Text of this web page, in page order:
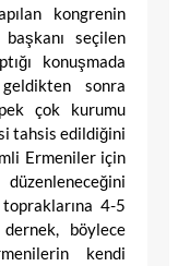
kongrenin
seçilen
konuşmada
sonra
çok kurumu
tahsis edildiğini
Ermeniler için
4-5
böylece
kendi